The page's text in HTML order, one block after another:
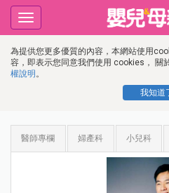
為提供您更多優質的內容，本網站使用
容，即表示您同意我們使用 cookies， 關
權說明 。
我知道
Toggle
navigation
醫師專欄 婦產科 小兒科